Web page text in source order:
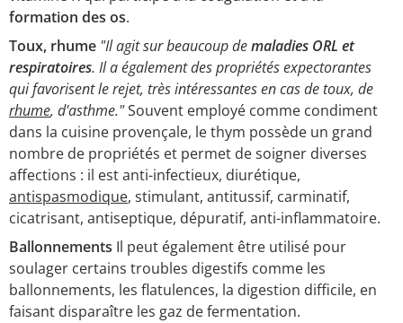
formation des os.
Toux, rhume "Il agit sur beaucoup demaladies ORL et
respiratoires. Il a également des propriétés expectorantes
qui favorisent le rejet, très intéressantes en cas de toux, de
rhume, d'asthme."Souvent employé comme condiment
dans la cuisine provençale, le thym possède un grand
nombre de propriétés et permet de soigner diverses
affections : il est anti-infectieux, diurétique,
antispasmodique, stimulant, antitussif, carminatif,
cicatrisant, antiseptique, dépuratif, anti-inflammatoire.
Ballonnements Il peut également être utilisé pour
soulager certains troubles digestifs comme les
ballonnements, les flatulences, la digestion difficile, en
faisant disparaître les gaz de fermentation.